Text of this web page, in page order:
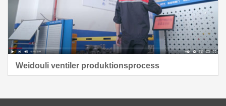
Weidouli ventiler produktionsprocess